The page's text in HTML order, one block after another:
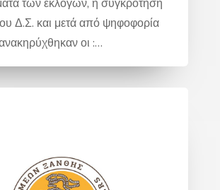
των εκλογών, η συγκρότηση
Δ.Σ. και μετά από ψηφοφορία
οι :…